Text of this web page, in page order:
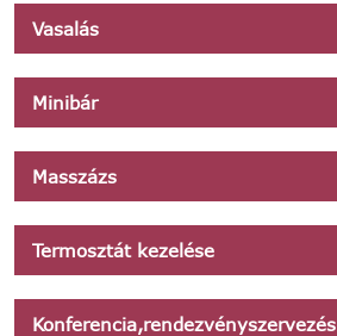
Vasalás
Minibár
Masszázs
Termosztát kezelése
Konferencia,rendezvényszervezés